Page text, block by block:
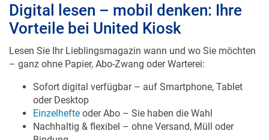
Digital lesen – mobil denken: Ihre
Vorteile bei United Kiosk
Lesen Sie Ihr Lieblingsmagazin wann und wo Sie möchten
– ganz ohne Papier, Abo-Zwang oder Warterei:
Sofort digital verfügbar – auf Smartphone, Tablet
oder Desktop
Einzelhefte oder Abo – Sie haben die Wahl
Nachhaltig & flexibel – ohne Versand, Müll oder